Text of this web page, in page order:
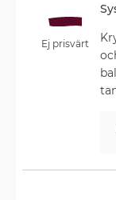
Ej prisvärt